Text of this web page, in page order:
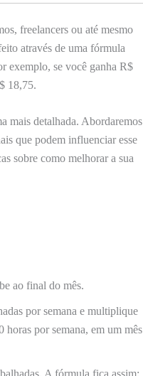
freelancers ou até mesmo
através de uma fórmula
exemplo, se você ganha R$
18,75.
mais detalhada. Abordaremos
que podem influenciar esse
sobre como melhorar a sua
ao final do mês.
por semana e multiplique
horas por semana, em um mês